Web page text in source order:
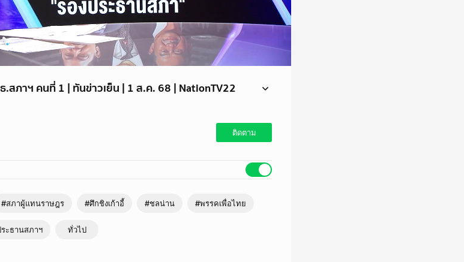
.สภาฯ คนที่ 1 | ทันข่าวเย็น | 1 ส.ค. 68 | NationTV22
ลังศาลรัฐธรรมนูญฟัน "พิเชษฐ์ เชื้อเมืองพาน" พ้นเก้าอี้ พรรคเพื่อไทยจ่อเคาะชื่อ
ใจกันในที่ประชุมก่อนลงมติกลางสภา 7 สิงหาคมนี้
ติดตาม
#สภาผู้แทนราษฎร #ศึกชิงเก้าอี้ #ชลน่าน #พรรคเพื่อไทย
ะธานสภาฯ ทั่วไป